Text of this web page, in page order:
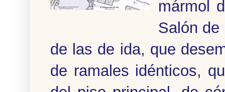
mármol
Salón de
de las de ida, que
de ramales idénticos,